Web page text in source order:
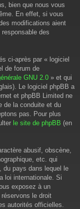
bien que nous vous
En effet, si vous
modifications aient
des
ci-après par « logiciel
de forum de
GNU 2.0 » et qui
Le logiciel phpBB a
et phpBB Limited ne
de la conduite et du
pas. Pour plus
le site de phpBB (en
abusif, obscène,
etc. qui
du pays dans lequel le
loi internationale. Si
exposez à un
le droit
autorités officielles.